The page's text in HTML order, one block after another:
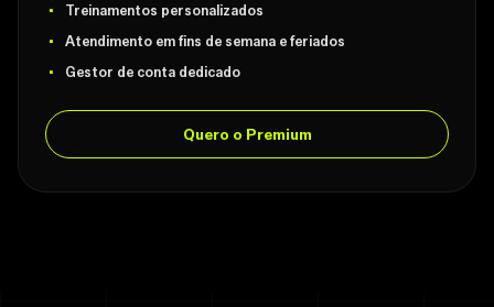
Treinamentos personalizados
Atendimento em fins de semana e feriados
Gestor de conta dedicado
Quero o Premium